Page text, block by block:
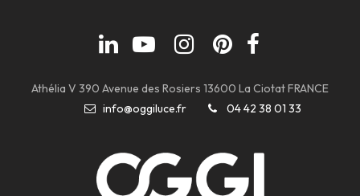
Athélia V 390 Avenue des Rosiers 13600 La Ciotat FRANCE
info@oggiluce.fr
04 42 38 01 33